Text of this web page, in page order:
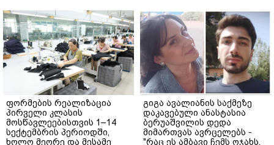
ფორმების რეალიზაცია
პირველი კლასის
მოსწავლეებისთვის 1–14
სექტემბრის პერიოდში,
ხოლო მეორე და მესამე
გიგა ავალიანის საქმეზე
დაკავებული ანასტასია
ბერუაშვილის დედა
მიმართვას ავრცელებს -
"რაც ეს ამბავი ჩემს ოჯახს,